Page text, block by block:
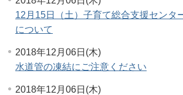
12月15日（土）子育て総合支援センタ
について
2018年12月06日(木)
水道管の凍結にご注意ください
2018年12月06日(木)